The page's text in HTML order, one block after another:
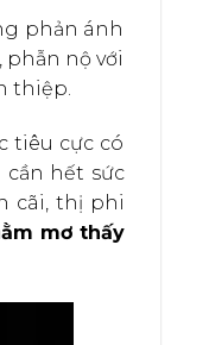
phản ánh
nộ với
thiệp.
tiêu cực có
hết sức
cãi, thị phi
mơ thấy